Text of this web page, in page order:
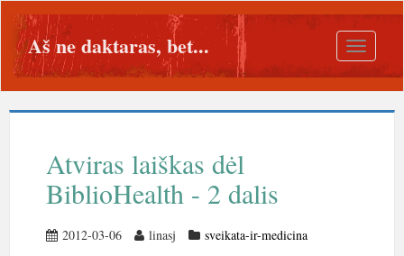
Toggle
Aš ne daktaras, bet...
Atviras laiškas dėl
BiblioHealth - 2 dalis
2012-03-06 linasj sveikata-ir-medicina